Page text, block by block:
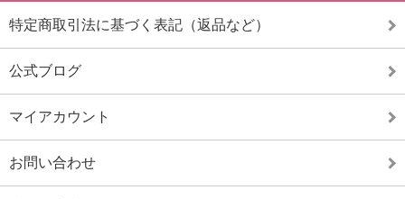
特定商取引法に基づく表記（返品など）
公式ブログ
マイアカウント
お問い合わせ